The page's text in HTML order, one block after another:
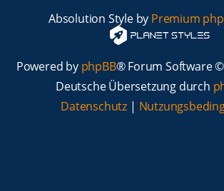
Absolution Style by Premium
Powered by phpBB® Forum Software
Deutsche Übersetzung durch
Datenschutz |